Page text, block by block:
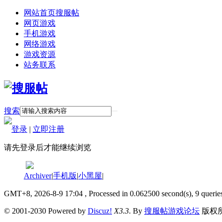
网站首页搜服帖
网页游戏
手机游戏
网络游戏
游戏资源
站务联系
搜索
登录 | 立即注册
请先登录后才能继续浏览
Archiver|手机版|小黑屋|
GMT+8, 2026-8-9 17:04 , Processed in 0.062500 second(s), 9
© 2001-2030 Powered by Discuz! X3.3. By 搜服帖游戏论坛 版权